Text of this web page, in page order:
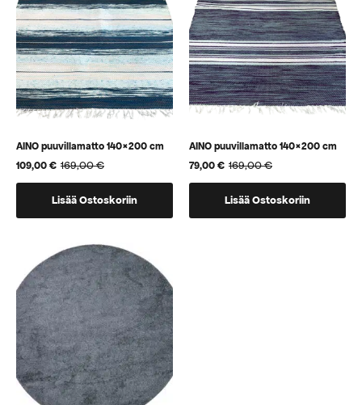
AINO puuvillamatto 140×200 cm
169,00€
Alkuperäinen
hinta
169,00 €.
109,00€
Nykyinen
hinta
109,00 €.Lisää Ostoskoriin
AINO puuvillamatto 140×200 cm
169,00€
Alkuperäinen
hinta
169,00 €.
79,00€
Nykyinen
hinta
79,00 €.Lisää Ostoskoriin